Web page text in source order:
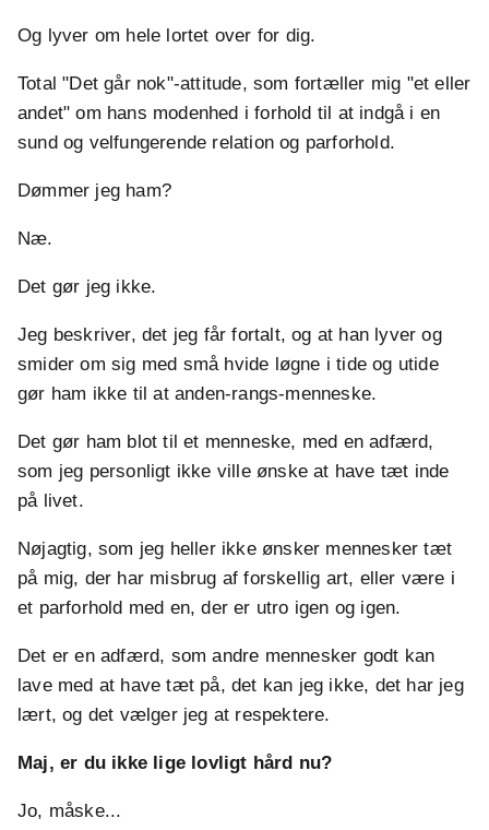
Og lyver om hele lortet over for dig.
Total "Det går nok"-attitude, som fortæller mig "et eller
andet" om hans modenhed i forhold til at indgå i en
sund og velfungerende relation og parforhold.
Dømmer jeg ham?
Næ.
Det gør jeg ikke.
Jeg beskriver, det jeg får fortalt, og at han lyver og
smider om sig med små hvide løgne i tide og utide
gør ham ikke til at anden-rangs-menneske.
Det gør ham blot til et menneske, med en adfærd,
som jeg personligt ikke ville ønske at have tæt inde
på livet.
Nøjagtig, som jeg heller ikke ønsker mennesker tæt
på mig, der har misbrug af forskellig art, eller være i
et parforhold med en, der er utro igen og igen.
Det er en adfærd, som andre mennesker godt kan
lave med at have tæt på, det kan jeg ikke, det har jeg
lært, og det vælger jeg at respektere.
Maj, er du ikke lige lovligt hård nu?
Jo, måske...